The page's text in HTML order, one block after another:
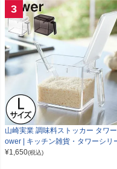
3
山崎実業 調味料ストッカー タワ
ower | キッチン雑貨・タワーシリ
¥1,650(税込)